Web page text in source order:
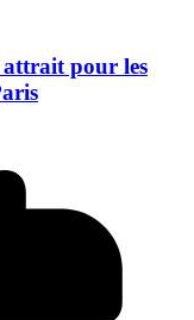
pour les